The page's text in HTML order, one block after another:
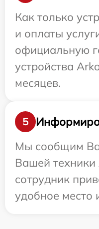
Как только
и оплаты
официальную
устройства
месяцев.
5
Мы сообщим
Вашей
сотрудник
удобное место